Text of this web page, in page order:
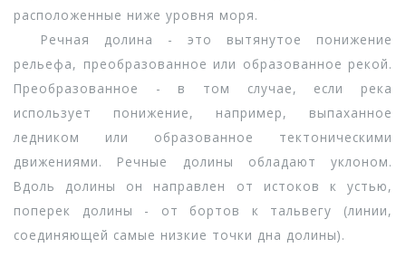
расположенные ниже уровня моря.
Речная долина - это вытянутое понижение
рельефа, преобразованное или образованное рекой.
Преобразованное - в том случае, если река
использует понижение, например, выпаханное
ледником или образованное тектоническими
движениями. Речные долины обладают уклоном.
Вдоль долины он направлен от истоков к устью,
поперек долины - от бортов к тальвегу (линии,
соединяющей самые низкие точки дна долины).